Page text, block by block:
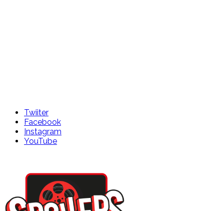
Twiiter
Facebook
Instagram
YouTube